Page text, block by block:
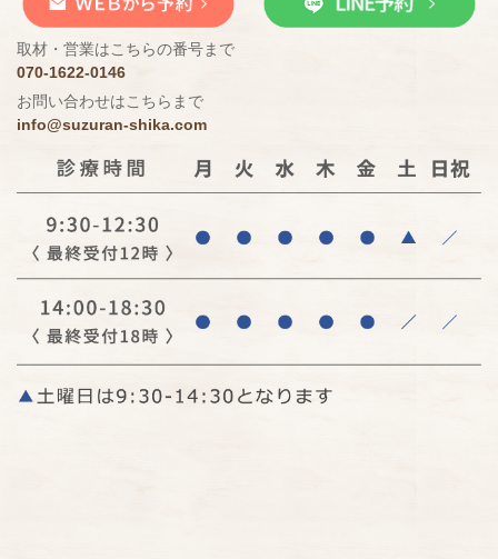
取材・営業はこちらの番号まで
070-1622-0146
お問い合わせはこちらまで
info@suzuran-shika.com